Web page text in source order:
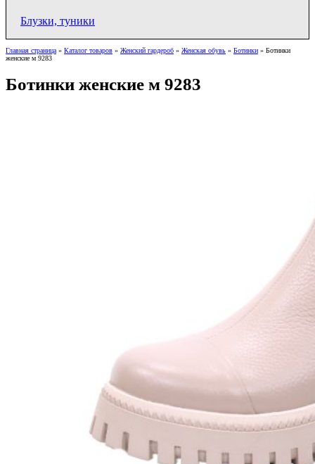
Блузки, туники
Главная страница» Каталог товаров » Женский гардероб » Женская обувь » Ботинки » Ботинки
женские м 9283
Ботинки женские м 9283